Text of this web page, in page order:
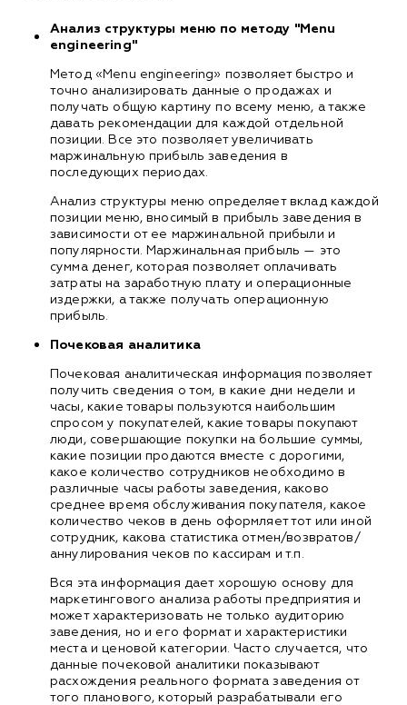
Анализ структуры меню по методу "Menu
engineering"
Метод «Menu engineering» позволяет быстро и
точно анализировать данные о продажах и
получать общую картину по всему меню, а также
давать рекомендации для каждой отдельной
позиции. Все это позволяет увеличивать
маржинальную прибыль заведения в
последующих периодах.
Анализ структуры меню определяет вклад каждой
позиции меню, вносимый в прибыль заведения в
зависимости от ее маржинальной прибыли и
популярности. Маржинальная прибыль — это
сумма денег, которая позволяет оплачивать
затраты на заработную плату и операционные
издержки, а также получать операционную
прибыль.
Почековая аналитика
Почековая аналитическая информация позволяет
получить сведения о том, в какие дни недели и
часы, какие товары пользуются наибольшим
спросом у покупателей, какие товары покупают
люди, совершающие покупки на большие суммы,
какие позиции продаются вместе с дорогими,
какое количество сотрудников необходимо в
различные часы работы заведения, каково
среднее время обслуживания покупателя, какое
количество чеков в день оформляет тот или иной
сотрудник, какова статистика отмен/возвратов/
аннулирования чеков по кассирам и т.п.
Вся эта информация дает хорошую основу для
маркетингового анализа работы предприятия и
может характеризовать не только аудиторию
заведения, но и его формат и характеристики
места и ценовой категории. Часто случается, что
данные почековой аналитики показывают
расхождения реального формата заведения от
того планового, который разрабатывали его